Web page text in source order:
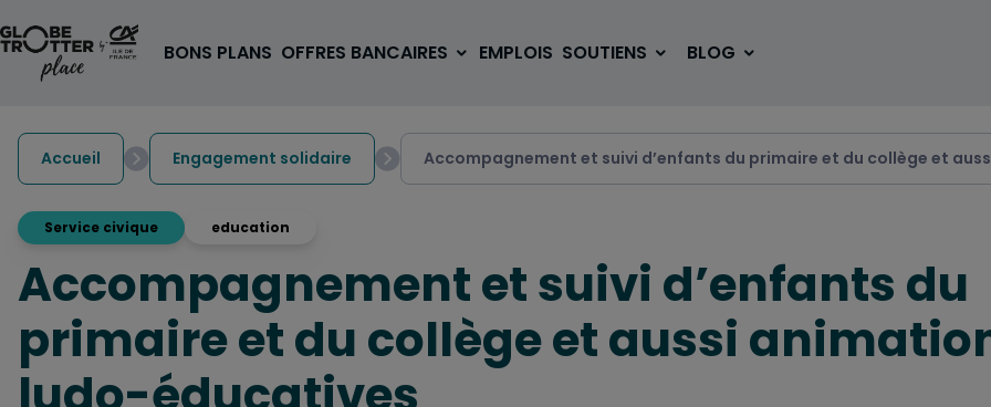
BONS PLANS OFFRES BANCAIRES EMPLOIS SOUTIENS BLOG
1 carte, 0 frais à l'étranger
pour les 18/30 ans VOYAGER ÉTUDIER
Accueil Engagement solidaire Accompagnement et suivi d’enfants du primaire et du collège et
Service civique education
Accompagnement et suivi d’enfants du
primaire et du collège et aussi